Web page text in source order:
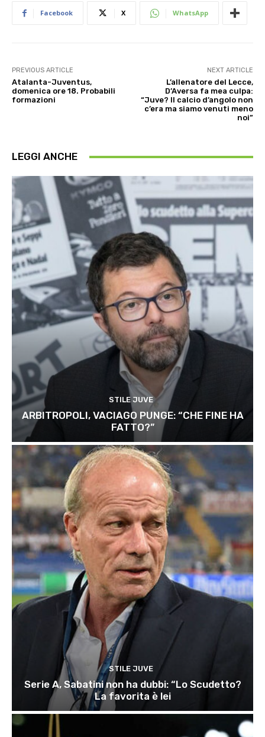
Facebook X WhatsApp
PREVIOUS ARTICLE
Atalanta-Juventus,
domenica ore 18. Probabili
formazioni
NEXT ARTICLE
L’allenatore del Lecce,
D’Aversa fa mea culpa:
“Juve? Il calcio d’angolo non
c’era ma siamo venuti meno
noi”
LEGGI ANCHE
STILE JUVE
ARBITROPOLI, VACIAGO PUNGE: “CHE FINE HA
FATTO?”
STILE JUVE
Serie A, Sabatini non ha dubbi: “Lo Scudetto?
La favorita è lei